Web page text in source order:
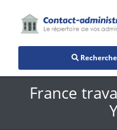
France